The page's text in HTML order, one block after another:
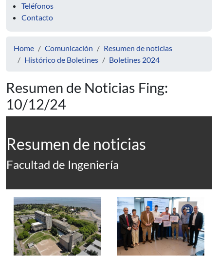
Teléfonos
Contacto
Home Comunicación
Resumen de noticias
Histórico de Boletines
Boletines 2024
Resumen de Noticias Fing:
10/12/24
Resumen de noticias
Facultad de Ingeniería